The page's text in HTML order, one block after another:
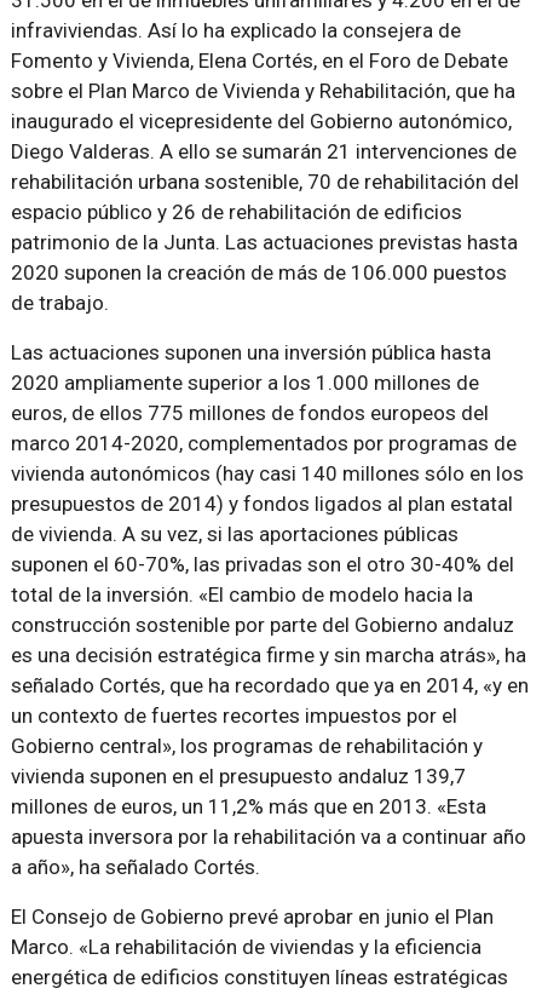
infraviviendas. Así lo ha explicado la consejera de
Fomento y Vivienda, Elena Cortés, en el Foro de Debate
sobre el Plan Marco de Vivienda y Rehabilitación, que ha
inaugurado el vicepresidente del Gobierno autonómico,
Diego Valderas. A ello se sumarán 21 intervenciones de
rehabilitación urbana sostenible, 70 de rehabilitación del
espacio público y 26 de rehabilitación de edificios
patrimonio de la Junta. Las actuaciones previstas hasta
2020 suponen la creación de más de 106.000 puestos
de trabajo.
Las actuaciones suponen una inversión pública hasta
2020 ampliamente superior a los 1.000 millones de
euros, de ellos 775 millones de fondos europeos del
marco 2014-2020, complementados por programas de
vivienda autonómicos (hay casi 140 millones sólo en los
presupuestos de 2014) y fondos ligados al plan estatal
de vivienda. A su vez, si las aportaciones públicas
suponen el 60-70%, las privadas son el otro 30-40% del
total de la inversión. «El cambio de modelo hacia la
construcción sostenible por parte del Gobierno andaluz
es una decisión estratégica firme y sin marcha atrás», ha
señalado Cortés, que ha recordado que ya en 2014, «y en
un contexto de fuertes recortes impuestos por el
Gobierno central», los programas de rehabilitación y
vivienda suponen en el presupuesto andaluz 139,7
millones de euros, un 11,2% más que en 2013. «Esta
apuesta inversora por la rehabilitación va a continuar año
a año», ha señalado Cortés.
El Consejo de Gobierno prevé aprobar en junio el Plan
Marco. «La rehabilitación de viviendas y la eficiencia
energética de edificios constituyen líneas estratégicas